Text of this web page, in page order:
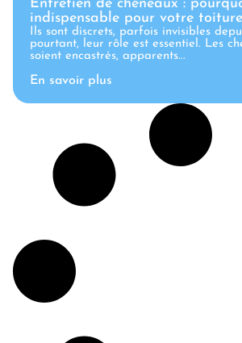
Entretien de chéneaux :
indispensable pour votre toiture
Ils sont discrets, parfois invisibles
pourtant, leur rôle est essentiel. Les
soient encastrés, apparents...
En savoir plus